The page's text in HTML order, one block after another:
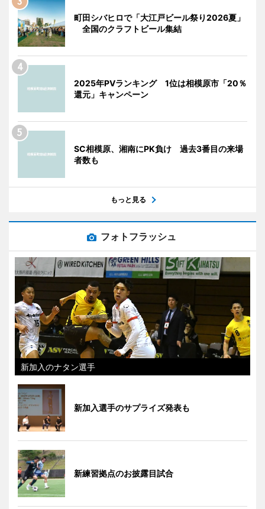
町田シバヒロで「大江戸ビール祭り2026夏」
全国のクラフトビール集結
2025年PVランキング 1位は相模原市「20％
還元」キャンペーン
SC相模原、湘南にPK負け 過去3番目の来場
者数も
もっと見る
フォトフラッシュ
新加入のナタン選手
新加入選手のサプライズ発表も
新練習拠点のお披露目試合